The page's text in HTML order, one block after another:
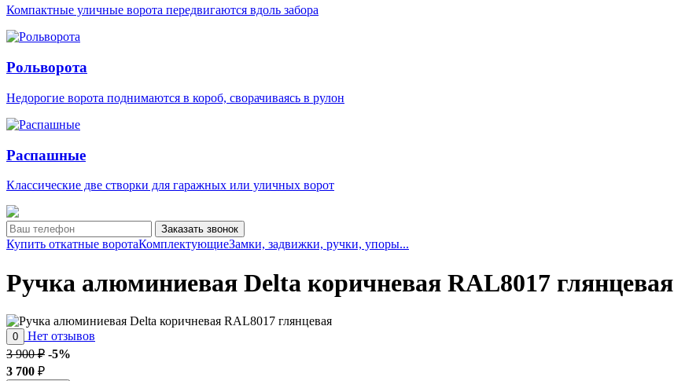
Компактные уличные ворота передвигаются вдоль забора
Рольворота
Недорогие ворота поднимаются в короб, сворачиваясь в рулон
Распашные
Классические две створки для гаражных или уличных ворот
Заказать звонок
Купить откатные воротаКомплектующиеЗамки, задвижки, ручки, упоры...
Ручка алюминиевая Delta коричневая RAL8017 глянцевая
0
Нет отзывов
3 900 ₽ -5%
3 700 ₽